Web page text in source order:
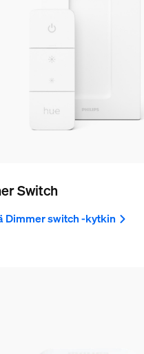
Switch
Dimmer switch -kytkin